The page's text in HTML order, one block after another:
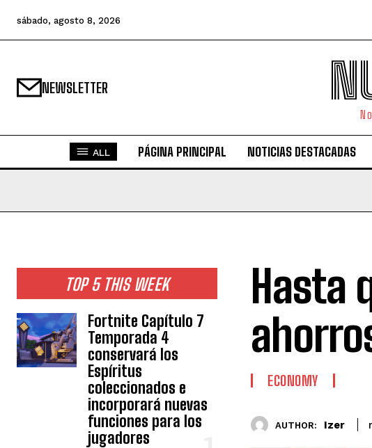
sábado, agosto 8, 2026
NEWSLETTER
ALL PÁGINA PRINCIPAL NOTICIAS DESTACADAS
TOP 5 THIS WEEK
Fortnite Capítulo 7
Temporada 4
conservará los
Espíritus
coleccionados e
incorporará nuevas
funciones para los
jugadores
Hasta
ECONOMY
AUTHOR: Izer